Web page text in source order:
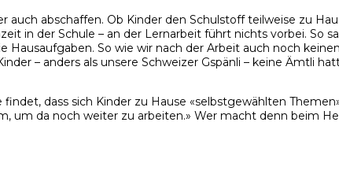
abschaffen. Ob Kinder den Schulstoff teilweise zu
in der Schule – an der Lernarbeit führt nichts vorbei. So
Hausaufgaben. So wie wir nach der Arbeit auch noch
– anders als unsere Schweizer Gspänli – keine Ämtli
dass sich Kinder zu Hause «selbstgewählten
da noch weiter zu arbeiten.» Wer macht denn beim